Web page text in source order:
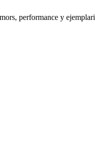
performance y